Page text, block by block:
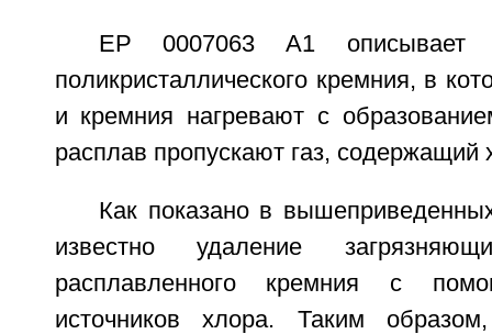
ЕР 0007063 А1 описывает
поликристаллического кремния, в
и кремния нагревают с
расплав пропускают газ, содержащий
Как показано в
известно удаление
расплавленного кремния с
источников хлора. Таким